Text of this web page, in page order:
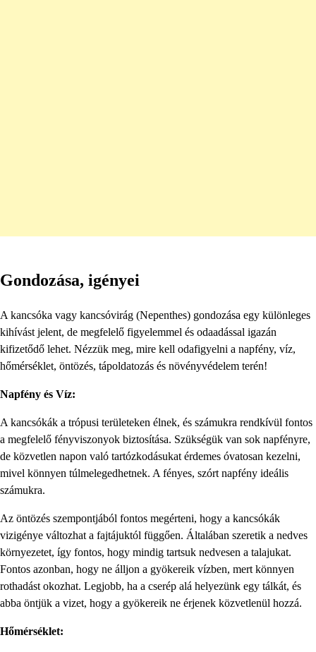
Gondozása, igényei
A kancsóka vagy kancsóvirág (Nepenthes) gondozása egy különleges
kihívást jelent, de megfelelő figyelemmel és odaadással igazán
kifizetődő lehet. Nézzük meg, mire kell odafigyelni a napfény, víz,
hőmérséklet, öntözés, tápoldatozás és növényvédelem terén!
Napfény és Víz:
A kancsókák a trópusi területeken élnek, és számukra rendkívül fontos
a megfelelő fényviszonyok biztosítása. Szükségük van sok napfényre,
de közvetlen napon való tartózkodásukat érdemes óvatosan kezelni,
mivel könnyen túlmelegedhetnek. A fényes, szórt napfény ideális
számukra.
Az öntözés szempontjából fontos megérteni, hogy a kancsókák
vizigénye változhat a fajtájuktól függően. Általában szeretik a nedves
környezetet, így fontos, hogy mindig tartsuk nedvesen a talajukat.
Fontos azonban, hogy ne álljon a gyökereik vízben, mert könnyen
rothadást okozhat. Legjobb, ha a cserép alá helyezünk egy tálkát, és
abba öntjük a vizet, hogy a gyökereik ne érjenek közvetlenül hozzá.
Hőmérséklet: